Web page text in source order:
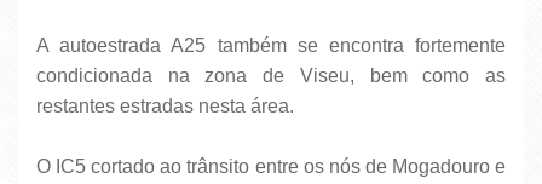
A autoestrada A25 também se encontra fortemente
condicionada na zona de Viseu, bem como as
restantes estradas nesta área.
O IC5 cortado ao trânsito entre os nós de Mogadouro e